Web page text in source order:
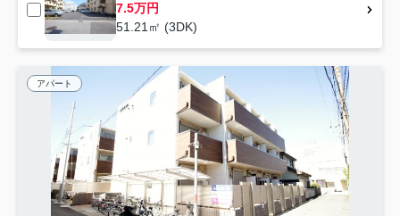
7.5万円
51.21㎡ (3DK)
アパート